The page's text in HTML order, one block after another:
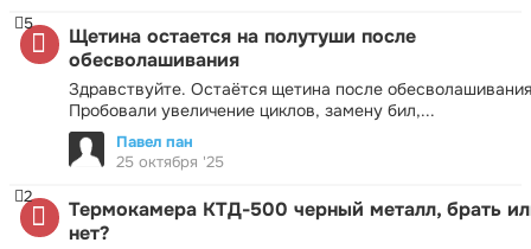
Щетина остается на полутуши после
обесволашивания
Здравствуйте. Остаётся щетина после
Пробовали увеличение циклов, замену бил,...
5
Павел пан
25 октября '25
Термокамера КТД-500 черный металл, брать
нет?
2